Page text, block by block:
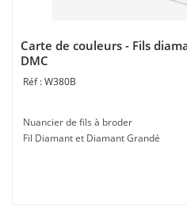
Carte de couleurs - Fils
DMC
W380B
Nuancier de fils à broder
Fil Diamant et Diamant Grandé